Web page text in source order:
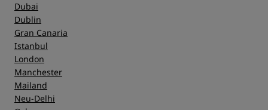
Dubai
Dublin
Gran Canaria
Istanbul
London
Manchester
Mailand
Neu-Delhi